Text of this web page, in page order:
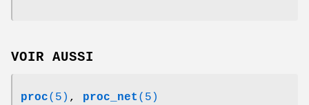
VOIR AUSSI
proc(5) , proc_net (5)